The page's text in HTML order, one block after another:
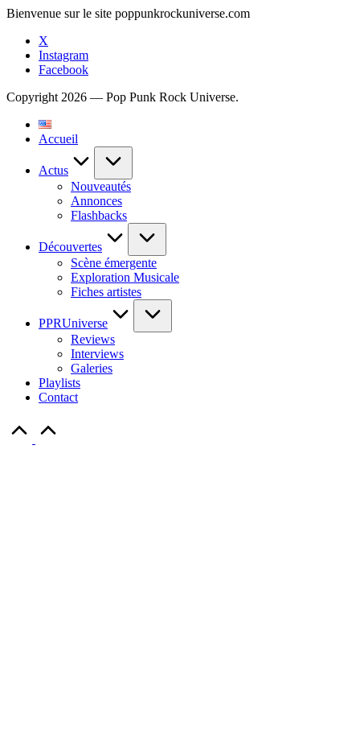
Bienvenue sur le site poppunkrockuniverse.com
X
Instagram
Facebook
Copyright 2026 — Pop Punk Rock Universe.
Accueil
Actus
Nouveautés
Annonces
Flashbacks
Découvertes
Scène émergente
Exploration Musicale
Fiches artistes
PPRUniverse
Reviews
Interviews
Galeries
Playlists
Contact